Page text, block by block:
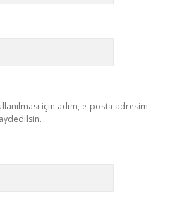
için adım, e-posta adresim